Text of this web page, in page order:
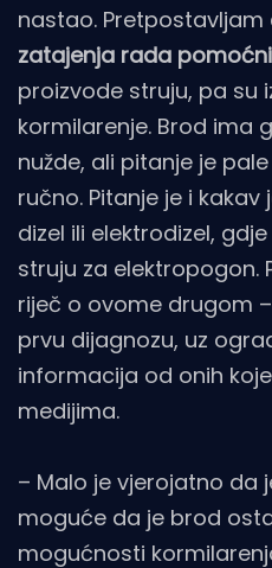
nastao. Pretpostavljam
zatajenja rada
proizvode struju, pa su
kormilarenje. Brod ima
nužde, ali pitanje je
ručno. Pitanje je i
dizel ili elektrodizel,
struju za elektropogon.
riječ o ovome drugom
prvu dijagnozu, uz
informacija od onih
medijima.
– Malo je vjerojatno da
moguće da je brod
mogućnosti